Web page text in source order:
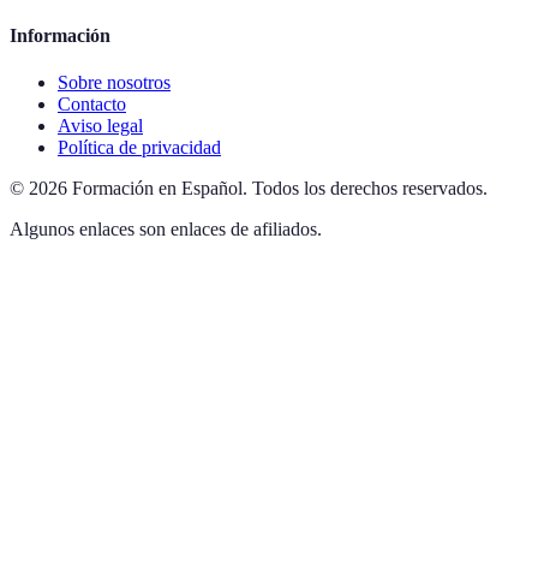
Información
Sobre nosotros
Contacto
Aviso legal
Política de privacidad
© 2026 Formación en Español. Todos los derechos reservados.
Algunos enlaces son enlaces de afiliados.